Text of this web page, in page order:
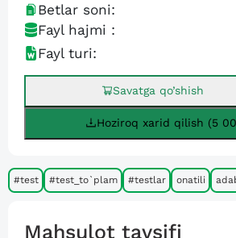
Betlar soni:
Fayl hajmi :
Fayl turi:
Savatga qo’shish
Hoziroq xarid qilish (5
#test #test_to`plam #testlar onatili
Mahsulot tavsifi